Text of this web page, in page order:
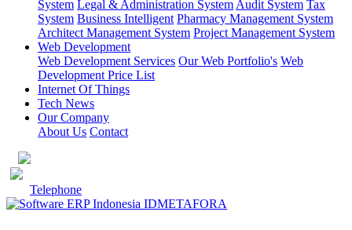
System Legal & Administration System Audit System Tax
System Business Intelligent Pharmacy Management System
Architect Management System Project Management System
Web Development
Web Development Services Our Web Portfolio's Web
Development Price List
Internet Of Things
Tech News
Our Company
About Us Contact
Telephone